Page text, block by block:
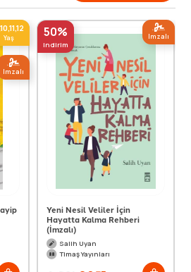
Yaş
Imzalı
50%
indirim
Imzalı
Yeni Nesil Veliler İçin
Hayatta Kalma Rehberi
(İmzalı)
Salih Uyan
Timaş Yayınları